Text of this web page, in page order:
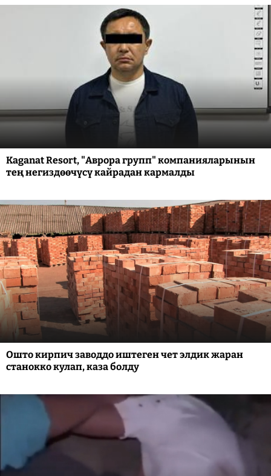
Kaganat Resort, "Аврора групп" компанияларынын
тең негиздөөчүсү кайрадан кармалды
Ошто кирпич заводдо иштеген чет элдик жаран
станокко кулап, каза болду